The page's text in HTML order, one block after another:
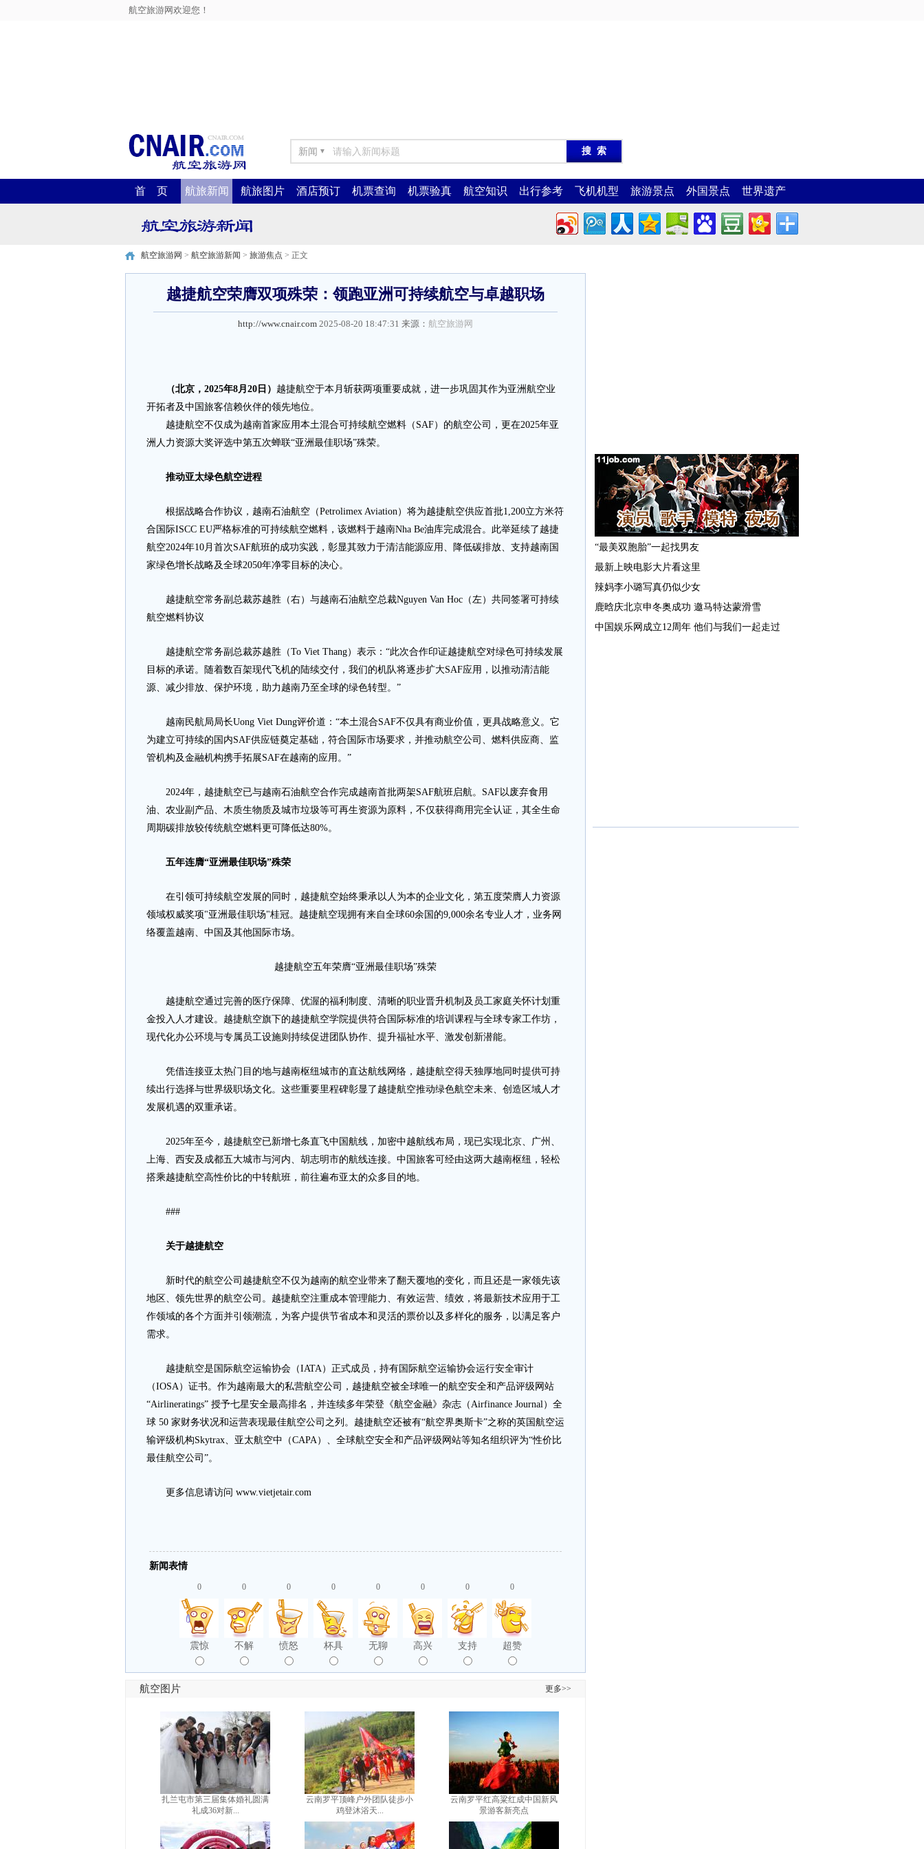
航空旅游网欢迎您！
新闻 ▼
首 页 航旅新闻 航旅图片 酒店预订 机票查询 机票验真 航空知识 出行参考 飞机机型 旅游景点 外国景点 世界遗产
航空旅游网 > 航空旅游新闻 > 旅游焦点 > 正文
越捷航空荣膺双项殊荣：领跑亚洲可持续航空与卓越职场
http://www.cnair.com 2025-08-20 18:47:31 来源： 航空旅游网
（北京，2025年8月20日） 越捷航空于本月斩获两项重要成就，进一步巩固其作为亚洲航空业
开拓者及中国旅客信赖伙伴的领先地位。
越捷航空不仅成为越南首家应用本土混合可持续航空燃料（SAF）的航空公司，更在2025年亚
洲人力资源大奖评选中第五次蝉联“亚洲最佳职场”殊荣。
推动亚太绿色航空进程
根据战略合作协议，越南石油航空（Petrolimex Aviation）将为越捷航空供应首批1,200立方米符
合国际ISCC EU严格标准的可持续航空燃料，该燃料于越南Nha Be油库完成混合。此举延续了越捷
航空2024年10月首次SAF航班的成功实践，彰显其致力于清洁能源应用、降低碳排放、支持越南国
家绿色增长战略及全球2050年净零目标的决心。
越捷航空常务副总裁苏越胜（右）与越南石油航空总裁Nguyen Van Hoc（左）共同签署可持续
航空燃料协议
越捷航空常务副总裁苏越胜（To Viet Thang）表示：“此次合作印证越捷航空对绿色可持续发展
目标的承诺。随着数百架现代飞机的陆续交付，我们的机队将逐步扩大SAF应用，以推动清洁能
源、减少排放、保护环境，助力越南乃至全球的绿色转型。”
越南民航局局长Uong Viet Dung评价道：“本土混合SAF不仅具有商业价值，更具战略意义。它
为建立可持续的国内SAF供应链奠定基础，符合国际市场要求，并推动航空公司、燃料供应商、监
管机构及金融机构携手拓展SAF在越南的应用。”
2024年，越捷航空已与越南石油航空合作完成越南首批两架SAF航班启航。SAF以废弃食用
油、农业副产品、木质生物质及城市垃圾等可再生资源为原料，不仅获得商用完全认证，其全生命
周期碳排放较传统航空燃料更可降低达80%。
五年连膺“亚洲最佳职场”殊荣
在引领可持续航空发展的同时，越捷航空始终秉承以人为本的企业文化，第五度荣膺人力资源
领域权威奖项"亚洲最佳职场"桂冠。越捷航空现拥有来自全球60余国的9,000余名专业人才，业务网
络覆盖越南、中国及其他国际市场。
越捷航空五年荣膺“亚洲最佳职场”殊荣
越捷航空通过完善的医疗保障、优渥的福利制度、清晰的职业晋升机制及员工家庭关怀计划重
金投入人才建设。越捷航空旗下的越捷航空学院提供符合国际标准的培训课程与全球专家工作坊，
现代化办公环境与专属员工设施则持续促进团队协作、提升福祉水平、激发创新潜能。
凭借连接亚太热门目的地与越南枢纽城市的直达航线网络，越捷航空得天独厚地同时提供可持
续出行选择与世界级职场文化。这些重要里程碑彰显了越捷航空推动绿色航空未来、创造区域人才
发展机遇的双重承诺。
2025年至今，越捷航空已新增七条直飞中国航线，加密中越航线布局，现已实现北京、广州、
上海、西安及成都五大城市与河内、胡志明市的航线连接。中国旅客可经由这两大越南枢纽，轻松
搭乘越捷航空高性价比的中转航班，前往遍布亚太的众多目的地。
###
关于越捷航空
新时代的航空公司越捷航空不仅为越南的航空业带来了翻天覆地的变化，而且还是一家领先该
地区、领先世界的航空公司。越捷航空注重成本管理能力、有效运营、绩效，将最新技术应用于工
作领域的各个方面并引领潮流，为客户提供节省成本和灵活的票价以及多样化的服务，以满足客户
需求。
越捷航空是国际航空运输协会（IATA）正式成员，持有国际航空运输协会运行安全审计
（IOSA）证书。作为越南最大的私营航空公司，越捷航空被全球唯一的航空安全和产品评级网站
“Airlineratings” 授予七星安全最高排名，并连续多年荣登《航空金融》杂志（Airfinance Journal）全
球 50 家财务状况和运营表现最佳航空公司之列。越捷航空还被有“航空界奥斯卡”之称的英国航空运
输评级机构Skytrax、亚太航空中（CAPA）、全球航空安全和产品评级网站等知名组织评为“性价比
最佳航空公司”。
更多信息请访问 www.vietjetair.com
新闻表情
0
震惊
0
不解
0
愤怒
0
杯具
0
无聊
0
高兴
0
支持
0
超赞
航空图片 更多>>
扎兰屯市第三届集体婚礼圆满
礼成36对新...
云南罗平顶峰户外团队徒步小
鸡登沐浴天...
云南罗平红高粱红成中国新风
景游客新亮点